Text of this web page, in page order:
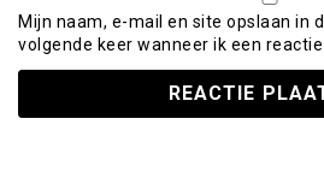
Mijn naam, e-mail en site opslaan in
volgende keer wanneer ik een reactie